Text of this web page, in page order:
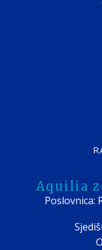
Aquilia
Poslovnica: